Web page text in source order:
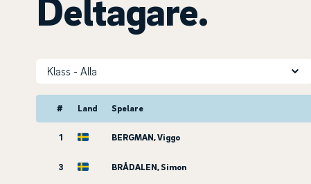
Deltagare.
Klass
# Land Spelare
1 BERGMAN, Viggo
3 BRÅDALEN, Simon